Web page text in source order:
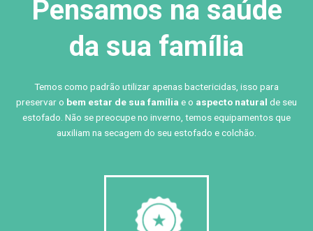
Pensamos na saúde
da sua família
Temos como padrão utilizar apenas bactericidas, isso para
preservar o bem estar de sua família e o aspecto natural de seu
estofado. Não se preocupe no inverno, temos equipamentos que
auxiliam na secagem do seu estofado e colchão.